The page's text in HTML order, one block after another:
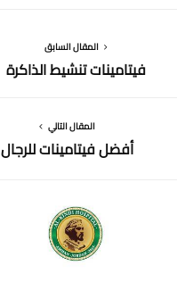
المقال السابق
فيتامينات تنشيط الذاكرة
المقال التالي
أفضل فيتامينات للرجال